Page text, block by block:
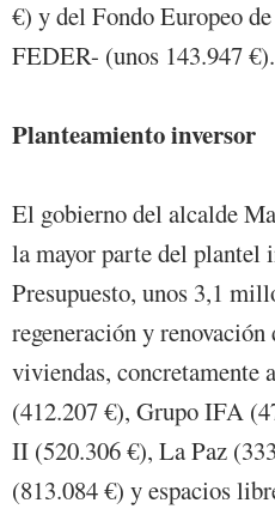
€) y del Fondo Europeo
FEDER- (unos 143.947 €).
Planteamiento inversor
El gobierno del alcalde
la mayor parte del plantel
Presupuesto, unos 3,1
regeneración y
viviendas, concretamente
(412.207 €), Grupo IFA
II (520.306 €), La Paz
(813.084 €) y espacios